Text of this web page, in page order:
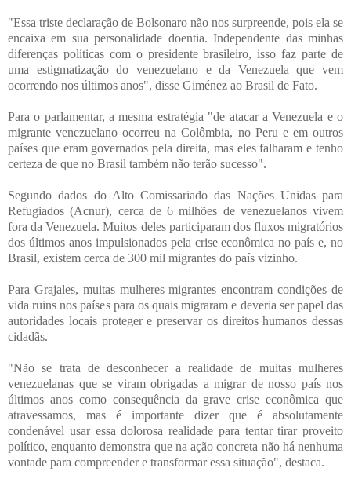
"Essa triste declaração de Bolsonaro não nos surpreende, pois ela se
encaixa em sua personalidade doentia. Independente das minhas
diferenças políticas com o presidente brasileiro, isso faz parte de
uma estigmatização do venezuelano e da Venezuela que vem
ocorrendo nos últimos anos", disse Giménez ao Brasil de Fato.
Para o parlamentar, a mesma estratégia "de atacar a Venezuela e o
migrante venezuelano ocorreu na Colômbia, no Peru e em outros
países que eram governados pela direita, mas eles falharam e tenho
certeza de que no Brasil também não terão sucesso".
Segundo dados do Alto Comissariado das Nações Unidas para
Refugiados (Acnur), cerca de 6 milhões de venezuelanos vivem
fora da Venezuela. Muitos deles participaram dos fluxos migratórios
dos últimos anos impulsionados pela crise econômica no país e, no
Brasil, existem cerca de 300 mil migrantes do país vizinho.
Para Grajales, muitas mulheres migrantes encontram condições de
vida ruins nos países para os quais migraram e deveria ser papel das
autoridades locais proteger e preservar os direitos humanos dessas
cidadãs.
"Não se trata de desconhecer a realidade de muitas mulheres
venezuelanas que se viram obrigadas a migrar de nosso país nos
últimos anos como consequência da grave crise econômica que
atravessamos, mas é importante dizer que é absolutamente
condenável usar essa dolorosa realidade para tentar tirar proveito
político, enquanto demonstra que na ação concreta não há nenhuma
vontade para compreender e transformar essa situação", destaca.